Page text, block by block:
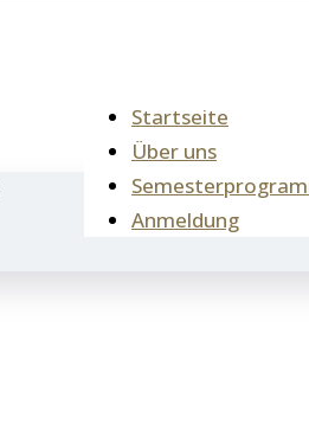
Startseite
Über uns
Anmeldung